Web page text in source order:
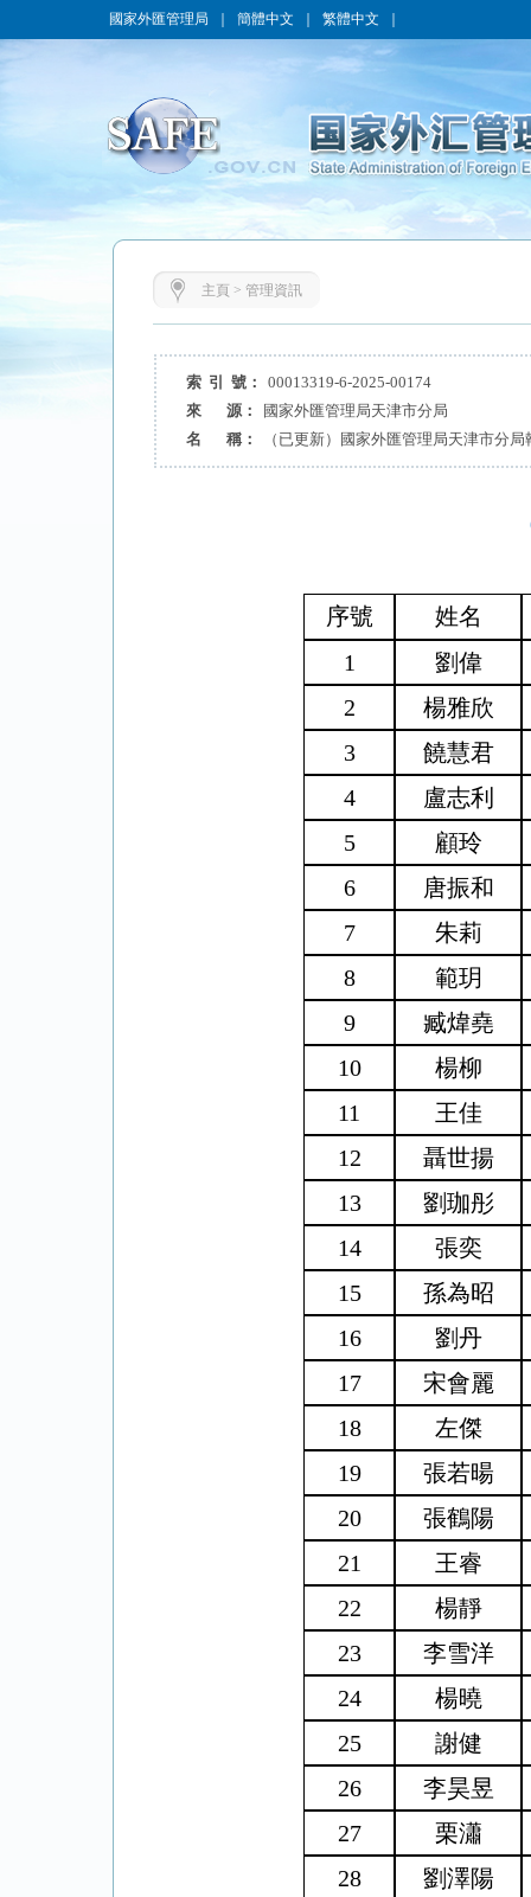
國家外匯管理局 簡體中文 繁體中文
主頁 > 管理資訊
索 引 號：
00013319-6-2025-00174
來 源：
國家外匯管理局天津市分局
名 稱：
（已更新）國家外匯管理局天津市分
序號
姓名
1
劉偉
2
楊雅欣
3
饒慧君
4
盧志利
5
顧玲
6
唐振和
7
朱莉
8
範玥
9
臧煒堯
10
楊柳
11
王佳
12
聶世揚
13
劉珈彤
14
張奕
15
孫為昭
16
劉丹
17
宋會麗
18
左傑
19
張若暘
20
張鶴陽
21
王睿
22
楊靜
23
李雪洋
24
楊曉
25
謝健
26
李昊昱
27
栗瀟
28
劉澤陽